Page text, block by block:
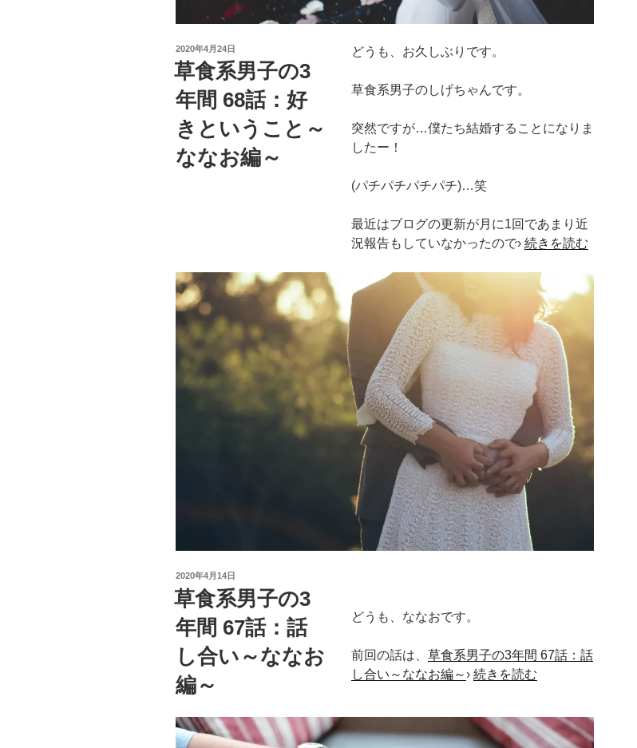
どうも、お久しぶりです。
草食系男子のしげちゃんです。
突然ですが…僕たち結婚することになりま
したー！
(パチパチパチパチ)…笑
最近はブログの更新が月に1回であまり近
況報告もしていなかったので›続きを読む
投
稿
日:
2020年4月24日
草食系男子の3
年間 68話：好
きということ～
ななお編～
どうも、ななおです。
前回の話は、草食系男子の3年間 67話：話
し合い～ななお編～›続きを読む
投
稿
日:
2020年4月14日
草食系男子の3
年間 67話：話
し合い～ななお
編～